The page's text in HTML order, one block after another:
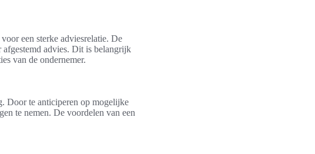
een sterke adviesrelatie. De
afgestemd advies. Dit is belangrijk
van de ondernemer.
Door te anticiperen op mogelijke
te nemen. De voordelen van een